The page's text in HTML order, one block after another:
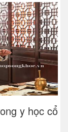
y học cổ